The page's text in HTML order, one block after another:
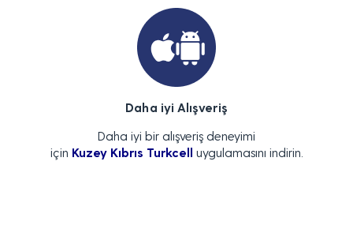
Daha iyi Alışveriş
Daha iyi bir alışveriş deneyimi
için Kuzey Kıbrıs Turkcell uygulamasını indirin.